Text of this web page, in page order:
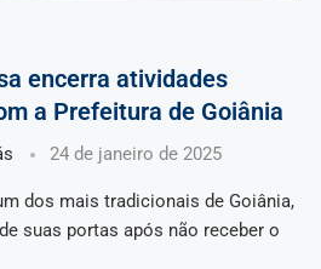
encerra atividades
a Prefeitura de Goiânia
24 de janeiro de 2025
dos mais tradicionais de Goiânia,
suas portas após não receber o